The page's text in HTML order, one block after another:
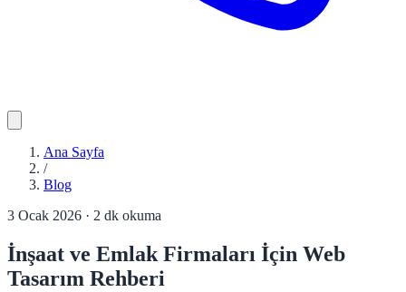
Ana Sayfa
/
Blog
3 Ocak 2026 · 2 dk okuma
İnşaat ve Emlak Firmaları İçin Web
Tasarım Rehberi